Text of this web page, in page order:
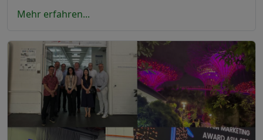
Mehr erfahren...